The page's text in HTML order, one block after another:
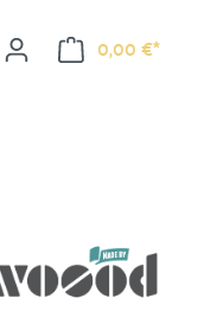
0,00 €*